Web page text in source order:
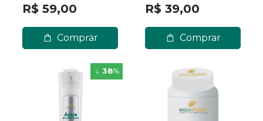
R$ 59,00
Comprar
R$ 39,00
Comprar
38%